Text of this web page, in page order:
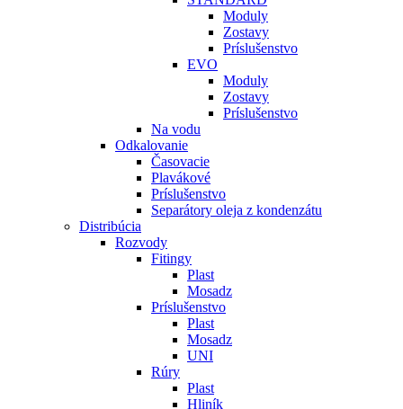
Moduly
Zostavy
Príslušenstvo
EVO
Moduly
Zostavy
Príslušenstvo
Na vodu
Odkalovanie
Časovacie
Plavákové
Príslušenstvo
Separátory oleja z kondenzátu
Distribúcia
Rozvody
Fitingy
Plast
Mosadz
Príslušenstvo
Plast
Mosadz
UNI
Rúry
Plast
Hliník